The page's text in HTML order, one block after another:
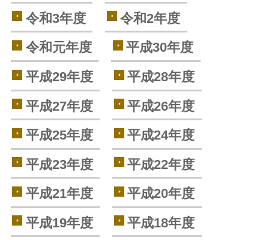
令和3年度
令和2年度
令和元年度
平成30年度
平成29年度
平成28年度
平成27年度
平成26年度
平成25年度
平成24年度
平成23年度
平成22年度
平成21年度
平成20年度
平成19年度
平成18年度